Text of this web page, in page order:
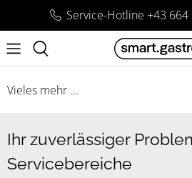
Service-Hotline +43 664
Vieles mehr ...
Ihr zuverlässiger
Servicebereiche